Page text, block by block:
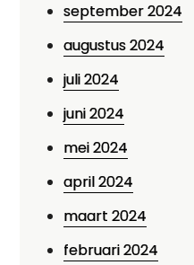
september 2024
augustus 2024
juli 2024
juni 2024
mei 2024
april 2024
maart 2024
februari 2024